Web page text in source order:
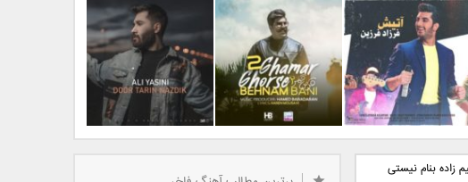
دانلود آهنگ جدید فرزاد
فرزین بنام آتیش
بانی بنام قرص قمر 2
یاسینی بنام دورترین نزدیک
زاده بنام نیستی